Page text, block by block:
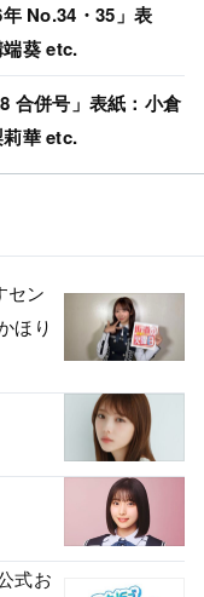
No.34・35」表
葵 etc.
合併号」表紙：小倉
華 etc.
セン
ほり
式お